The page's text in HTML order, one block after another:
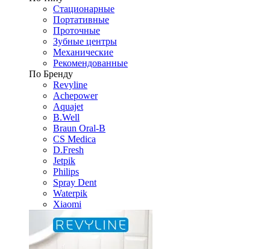
Стационарные
Портативные
Проточные
Зубные центры
Механические
Рекомендованные
По Бренду
Revyline
Achepower
Aquajet
B.Well
Braun Oral-B
CS Medica
D.Fresh
Jetpik
Philips
Spray Dent
Waterpik
Xiaomi